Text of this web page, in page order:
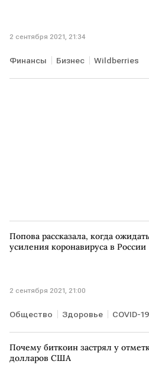
2 сентября 2021, 21:34
Финансы Бизнес Wildberries
платежная система МИР
Попова рассказала, когда ожидать
усиления коронавируса в России
2 сентября 2021, 21:00
Общество Здоровье COVID-19
коронавирус
Почему биткоин застрял у
долларов США